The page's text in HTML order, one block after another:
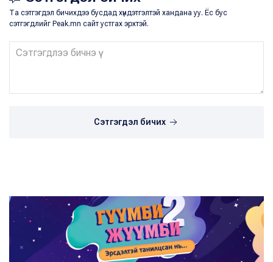
Та сэтгэгдэл бичихдээ бусдад хүндэтгэлтэй хандана уу. Ёс бус
сэтгэгдлийг Peak.mn сайт устгах эрхтэй.
Сэтгэгдэл бичих